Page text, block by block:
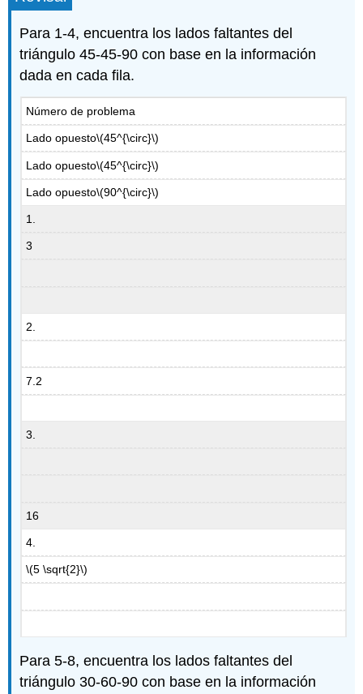
Para 1-4, encuentra los lados faltantes del
triángulo 45-45-90 con base en la información
dada en cada fila.
Número de problema
Lado opuesto\(45^{\circ}\)
Lado opuesto\(45^{\circ}\)
Lado opuesto\(90^{\circ}\)
1.
3
2.
7.2
3.
16
4.
\(5 \sqrt{2}\)
Para 5-8, encuentra los lados faltantes del
triángulo 30-60-90 con base en la información